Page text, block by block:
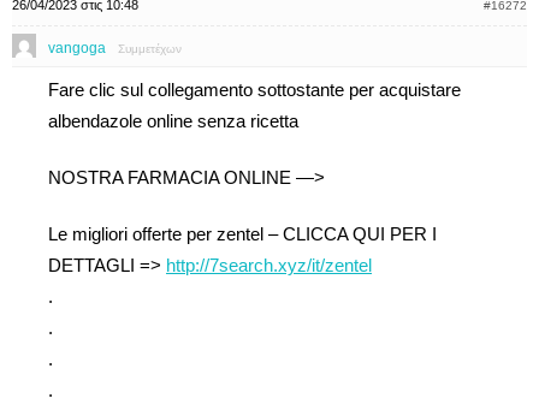
26/04/2023 στις 10:48 #16272
vangoga Συμμετέχων
Fare clic sul collegamento sottostante per acquistare
albendazole online senza ricetta
NOSTRA FARMACIA ONLINE —>
Le migliori offerte per zentel – CLICCA QUI PER I
DETTAGLI => http://7search.xyz/it/zentel
.
.
.
.